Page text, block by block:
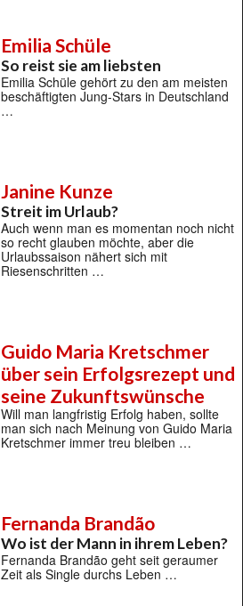
Emilia Schüle
So reist sie am liebsten
Emilia Schüle gehört zu den am meisten
beschäftigten Jung-Stars in Deutschland
…
Janine Kunze
Streit im Urlaub?
Auch wenn man es momentan noch nicht
so recht glauben möchte, aber die
Urlaubssaison nähert sich mit
Riesenschritten …
Guido Maria Kretschmer
über sein Erfolgsrezept und
seine Zukunftswünsche
Will man langfristig Erfolg haben, sollte
man sich nach Meinung von Guido Maria
Kretschmer immer treu bleiben …
Fernanda Brandão
Wo ist der Mann in ihrem Leben?
Fernanda Brandão geht seit geraumer
Zeit als Single durchs Leben …